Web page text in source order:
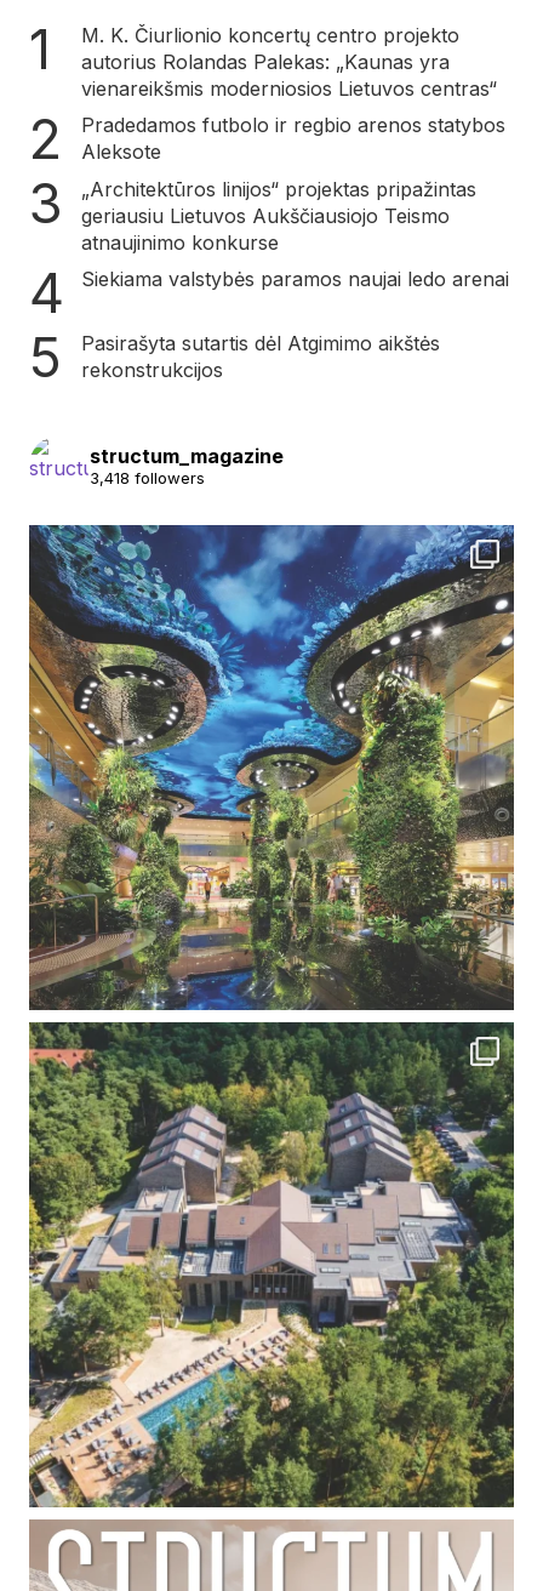
M. K. Čiurlionio koncertų centro projekto
autorius Rolandas Palekas: „Kaunas yra
vienareikšmis moderniosios Lietuvos centras“
Pradedamos futbolo ir regbio arenos statybos
Aleksote
„Architektūros linijos“ projektas pripažintas
geriausiu Lietuvos Aukščiausiojo Teismo
atnaujinimo konkurse
Siekiama valstybės paramos naujai ledo arenai
Pasirašyta sutartis dėl Atgimimo aikštės
rekonstrukcijos
structum_magazine
3,418 followers